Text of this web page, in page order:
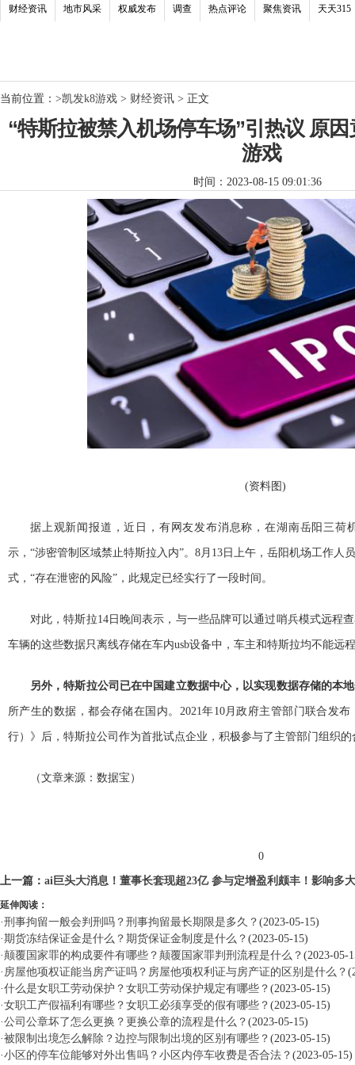
财经资讯 地市风采 权威发布 调查 热点评论 聚焦资讯 天天315
当前位置： >凯发k8游戏 > 财经资讯 > 正文
“特斯拉被禁入机场停车场”引热议 原
游戏
时间：2023-08-15 09:01:36
(资料图)
据上观新闻报道，近日，有网友发布消息称，在湖南岳阳三荷
示，“涉密管制区域禁止特斯拉入内”。8月13日上午，岳阳机场工作人
式，“存在泄密的风险”，此规定已经实行了一段时间。
对此，特斯拉14日晚间表示，与一些品牌可以通过哨兵模式远程
车辆的这些数据只离线存储在车内usb设备中，车主和特斯拉均不能远
另外，特斯拉公司已在中国建立数据中心，以实现数据存储的本
所产生的数据，都会存储在国内。2021年10月政府主管部门联合发
行）》后，特斯拉公司作为首批试点企业，积极参与了主管部门组织
（文章来源：数据宝）
0
上一篇： ai巨头大消息！董事长套现超23亿 参与定增盈利颇丰！影响多
延伸阅读：
·刑事拘留一般会判刑吗？刑事拘留最长期限是多久？ (2023-05-15)
·期货冻结保证金是什么？期货保证金制度是什么？ (2023-05-15)
·颠覆国家罪的构成要件有哪些？颠覆国家罪判刑流程是什么？ (2023-05-
· 房屋他项权证能当房产证吗？房屋他项权利证与房产证的区别是什么？
·什么是女职工劳动保护？女职工劳动保护规定有哪些？ (2023-05-15)
·女职工产假福利有哪些？女职工必须享受的假有哪些？ (2023-05-15)
·公司公章坏了怎么更换？更换公章的流程是什么？ (2023-05-15)
·被限制出境怎么解除？边控与限制出境的区别有哪些？ (2023-05-15)
·小区的停车位能够对外出售吗？小区内停车收费是否合法？ (2023-05-15)